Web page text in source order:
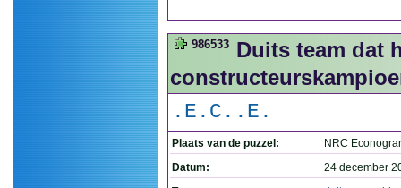
986533 Duits team dat
.E.C..E.
Plaats van de puzzel:
NRC
Datum:
24 december